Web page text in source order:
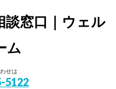
談窓口｜ウェル
ム
せは
5122